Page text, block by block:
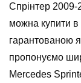
Спрінтер
можна купити в
гарантованою
пропонуємо
Mercedes